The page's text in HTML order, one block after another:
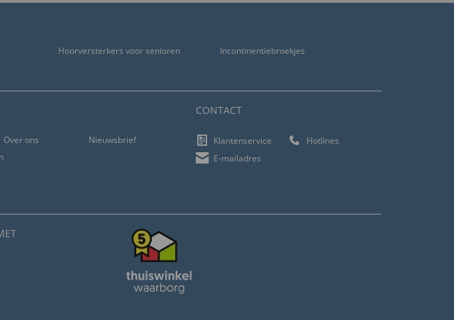
Hoorversterkers voor senioren
Incontinentiebroekjes
Over ons
Nieuwsbrief
CONTACT
Klantenservice
Hotlines
E-mailadres